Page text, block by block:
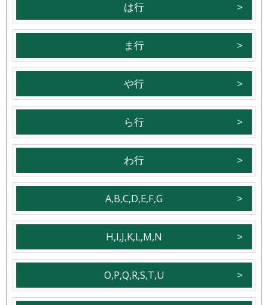
は行
ま行
や行
ら行
わ行
A,B,C,D,E,F,G
H,I,J,K,L,M,N
O,P,Q,R,S,T,U